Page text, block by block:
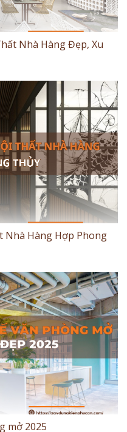
Nhà Hàng Đẹp, Xu
Nhà Hàng Hợp Phong
mở 2025